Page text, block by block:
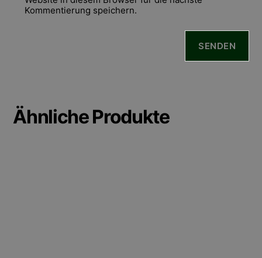
Kommentierung speichern.
Ähnliche Produkte